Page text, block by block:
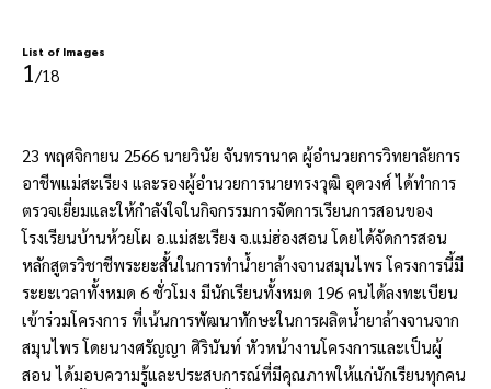
List of Images
1/18
23 พฤศจิกายน 2566 นายวินัย จันทรานาค ผู้อำนวยการวิทยาลัยการ
อาชีพแม่สะเรียง และรองผู้อำนวยการนายทรงวุฒิ อุดวงศ์ ได้ทำการ
ตรวจเยี่ยมและให้กำลังใจในกิจกรรมการจัดการเรียนการสอนของ
โรงเรียนบ้านห้วยโผ อ.แม่สะเรียง จ.แม่ฮ่องสอน โดยได้จัดการสอน
หลักสูตรวิชาชีพระยะสั้นในการทำน้ำยาล้างจานสมุนไพร โครงการนี้มี
ระยะเวลาทั้งหมด 6 ชั่วโมง มีนักเรียนทั้งหมด 196 คนได้ลงทะเบียน
เข้าร่วมโครงการ ที่เน้นการพัฒนาทักษะในการผลิตน้ำยาล้างจานจาก
สมุนไพร โดยนางศรัญญา ศิรินันท์ หัวหน้างานโครงการและเป็นผู้
สอน ได้มอบความรู้และประสบการณ์ที่มีคุณภาพให้แก่นักเรียนทุกคน